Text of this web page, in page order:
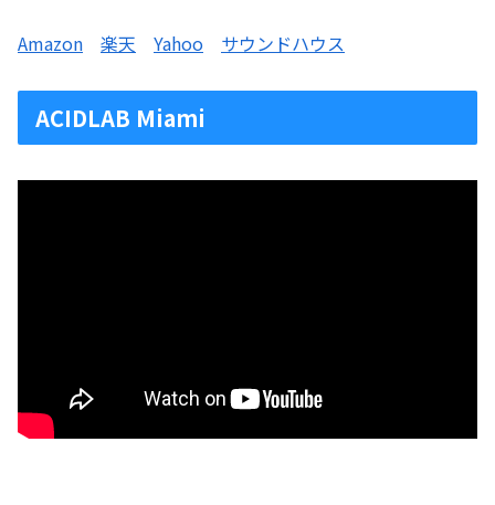
Amazon 楽天 Yahoo サウンドハウス
ACIDLAB Miami